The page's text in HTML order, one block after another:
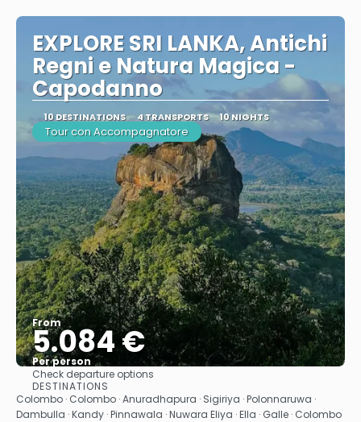
EXPLORE SRI LANKA, Antichi
Regni e Natura Magica -
Capodanno
10 DESTINATIONS 4 TRANSPORTS 10 NIGHTS
Tour con Accompagnatore
From
5.084 €
Per person
Check departure options
DESTINATIONS
Colombo · Colombo · Anuradhapura · Sigiriya · Polonnaruwa ·
Dambulla · Kandy · Pinnawala · Nuwara Eliya · Ella · Galle · Colombo